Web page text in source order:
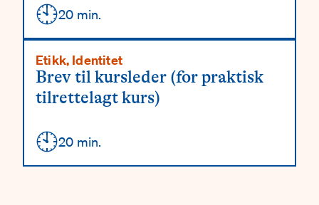
Detaljer
🕙20 min.
Brev til kursleder (for praktisk
tilrettelagt kurs)
Etikk, Identitet
Detaljer
🕙20 min.